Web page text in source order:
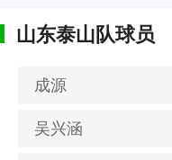
山东泰山队球员
成源
吴兴涵